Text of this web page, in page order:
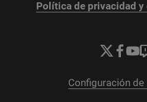
Política de privacidad y
Configuración